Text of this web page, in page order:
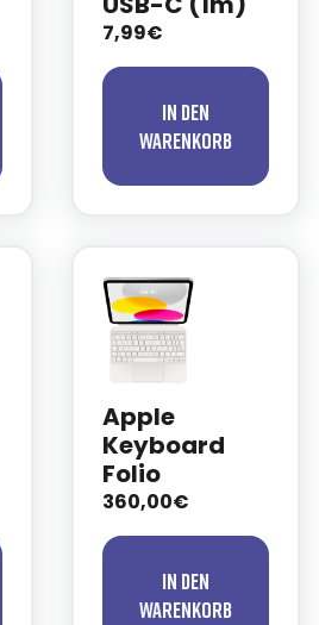
7,99€
In den
Warenkorb
Apple
Keyboard
Folio
360,00€
In den
Warenkorb